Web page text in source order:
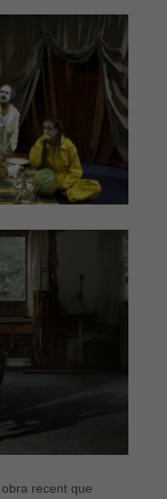
recent que
Necessàries
són